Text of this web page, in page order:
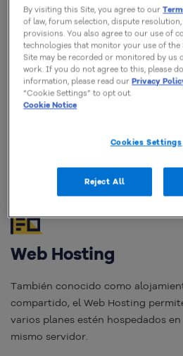
También tienes un ahorro extra
los valores a continuación y
duradero sea el ciclo de pago,
mensual (lo que quiere decir
por cada mes que usas el
¡Selecciona tu plan y conoce a
Web Hosting
También conocido como
compartido, el Web Hosting
varios planes estén hospedados en
mismo servidor.
By visiting this Site, you agree to our
of law, forum selection, dispute
provisions. You also agree to our use of
technologies that monitor your use of the
Site may be recorded or monitored by us
work. If you do not agree to this, please
information, please read ourPrivacy
“Cookie Settings” to opt out.
Cookie Notice
Cookies Settings
Reject All